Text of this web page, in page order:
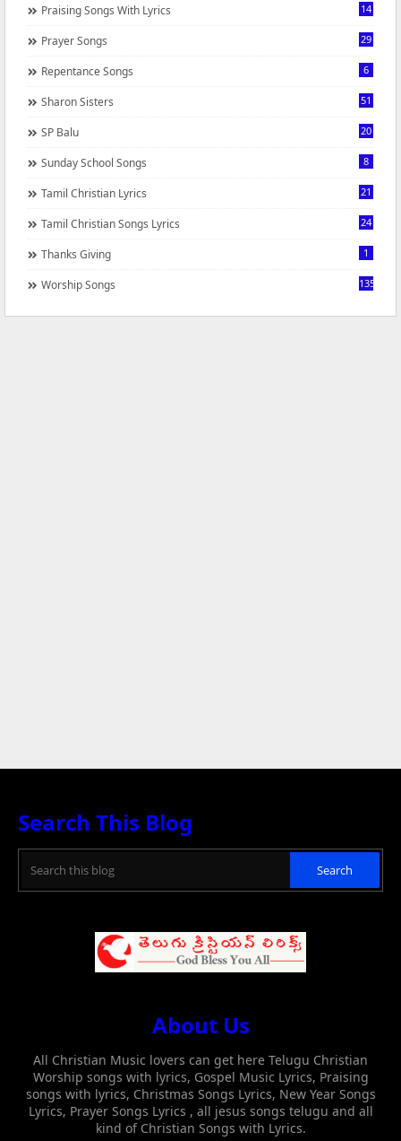
Praising Songs With Lyrics 14
Prayer Songs 29
Repentance Songs 6
Sharon Sisters 51
SP Balu 20
Sunday School Songs 8
Tamil Christian Lyrics 21
Tamil Christian Songs Lyrics 24
Thanks Giving 1
Worship Songs 1350
Search This Blog
About Us
All Christian Music lovers can get here Telugu Christian
Worship songs with lyrics, Gospel Music Lyrics, Praising
songs with lyrics, Christmas Songs Lyrics, New Year Songs
Lyrics, Prayer Songs Lyrics , all jesus songs telugu and all
kind of Christian Songs with Lyrics.